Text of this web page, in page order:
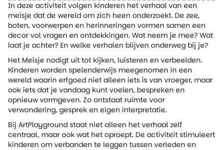
In deze activiteit volgen kinderen het verhaal van een
meisje dat de wereld om zich heen onderzoekt. De zee,
boten, voorwerpen en herinneringen vormen samen een
decor vol vragen en ontdekkingen. Wat neem je mee? Wat
laat je achter? En welke verhalen blijven onderweg bij je?
Het Meisje nodigt uit tot kijken, luisteren en verbeelden.
Kinderen worden spelenderwijs meegenomen in een
wereld waarin erfgoed niet alleen iets is van vroeger, maar
ook iets dat je vandaag kunt voelen, bespreken en
opnieuw vormgeven. Zo ontstaat ruimte voor
verwondering, gesprek en eigen interpretatie.
Bij ArtPlayground staat niet alleen het verhaal zelf
centraal, maar ook wat het oproept. De activiteit stimuleert
kinderen om verbanden te leggen tussen verleden en